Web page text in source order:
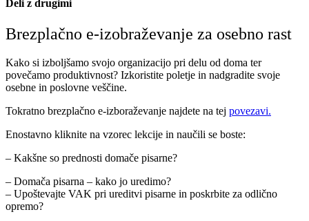
Deli z drugimi
Brezplačno e-izobraževanje za osebno rast
Kako si izboljšamo svojo organizacijo pri delu od doma ter
povečamo produktivnost? Izkoristite poletje in nadgradite svoje
osebne in poslovne veščine.
Tokratno brezplačno e-izboraževanje najdete na tej povezavi.
Enostavno kliknite na vzorec lekcije in naučili se boste:
– Kakšne so prednosti domače pisarne?
– Domača pisarna – kako jo uredimo?
– Upoštevajte VAK pri ureditvi pisarne in poskrbite za odlično
opremo?